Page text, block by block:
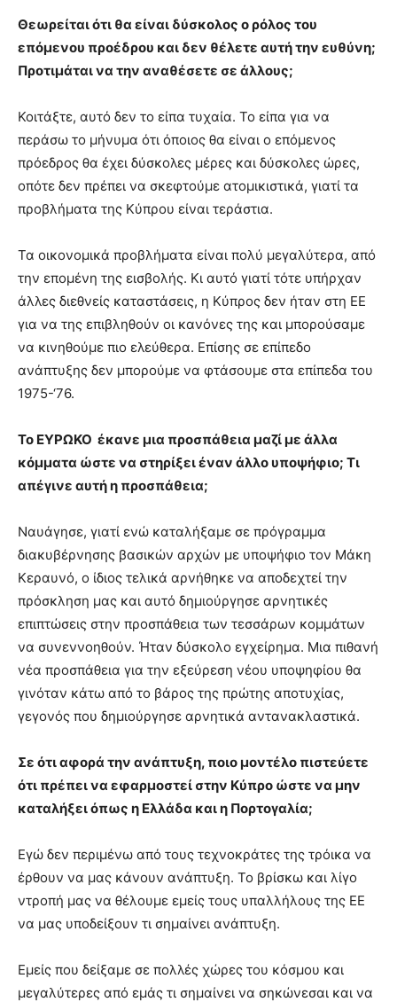
Θεωρείται ότι θα είναι δύσκολος ο ρόλος του
επόμενου προέδρου και δεν θέλετε αυτή την ευθύνη;
Προτιμάται να την αναθέσετε σε άλλους;
Κοιτάξτε, αυτό δεν το είπα τυχαία. Το είπα για να
περάσω το μήνυμα ότι όποιος θα είναι ο επόμενος
πρόεδρος θα έχει δύσκολες μέρες και δύσκολες ώρες,
οπότε δεν πρέπει να σκεφτούμε ατομικιστικά, γιατί τα
προβλήματα της Κύπρου είναι τεράστια.
Τα οικονομικά προβλήματα είναι πολύ μεγαλύτερα, από
την επομένη της εισβολής. Κι αυτό γιατί τότε υπήρχαν
άλλες διεθνείς καταστάσεις, η Κύπρος δεν ήταν στη ΕΕ
για να της επιβληθούν οι κανόνες της και μπορούσαμε
να κινηθούμε πιο ελεύθερα. Επίσης σε επίπεδο
ανάπτυξης δεν μπορούμε να φτάσουμε στα επίπεδα του
1975-‘76.
Το ΕΥΡΩΚΟ έκανε μια προσπάθεια μαζί με άλλα
κόμματα ώστε να στηρίξει έναν άλλο υποψήφιο; Τι
απέγινε αυτή η προσπάθεια;
Ναυάγησε, γιατί ενώ καταλήξαμε σε πρόγραμμα
διακυβέρνησης βασικών αρχών με υποψήφιο τον Μάκη
Κεραυνό, ο ίδιος τελικά αρνήθηκε να αποδεχτεί την
πρόσκληση μας και αυτό δημιούργησε αρνητικές
επιπτώσεις στην προσπάθεια των τεσσάρων κομμάτων
να συνεννοηθούν. Ήταν δύσκολο εγχείρημα. Μια πιθανή
νέα προσπάθεια για την εξεύρεση νέου υποψηφίου θα
γινόταν κάτω από το βάρος της πρώτης αποτυχίας,
γεγονός που δημιούργησε αρνητικά αντανακλαστικά.
Σε ότι αφορά την ανάπτυξη, ποιο μοντέλο πιστεύετε
ότι πρέπει να εφαρμοστεί στην Κύπρο ώστε να μην
καταλήξει όπως η Ελλάδα και η Πορτογαλία;
Εγώ δεν περιμένω από τους τεχνοκράτες της τρόικα να
έρθουν να μας κάνουν ανάπτυξη. Το βρίσκω και λίγο
ντροπή μας να θέλουμε εμείς τους υπαλλήλους της ΕΕ
να μας υποδείξουν τι σημαίνει ανάπτυξη.
Εμείς που δείξαμε σε πολλές χώρες του κόσμου και
μεγαλύτερες από εμάς τι σημαίνει να σηκώνεσαι και να